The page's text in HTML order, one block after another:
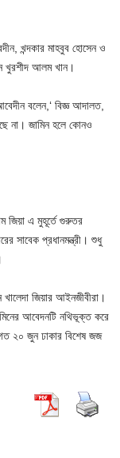
খন্দকার মাহবুব হোসেন ও
খুরশীদ আলম খান।
বলেন,‘ বিজ্ঞ আদালত,
না। জামিন হলে কোনও
জিয়া এ মুহূর্তে গুরুতর
সাবেক প্রধানমন্ত্রী। শুধু
জিয়ার আইনজীবীরা।
আবেদনটি নথিভূক্ত করে
২০ জুন ঢাকার বিশেষ জজ